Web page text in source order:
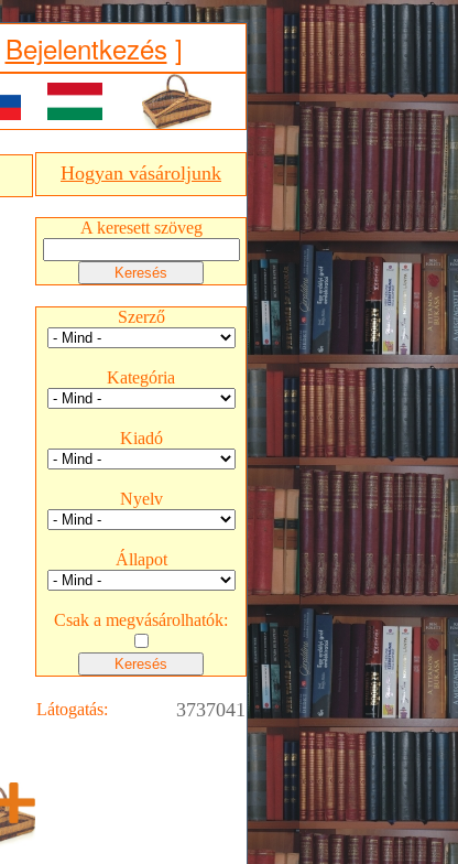
Bejelentkezés ]
Hogyan vásároljunk
A keresett szöveg
Szerző
Kategória
Kiadó
Nyelv
Állapot
Csak a megvásárolhatók:
Látogatás: 3737041